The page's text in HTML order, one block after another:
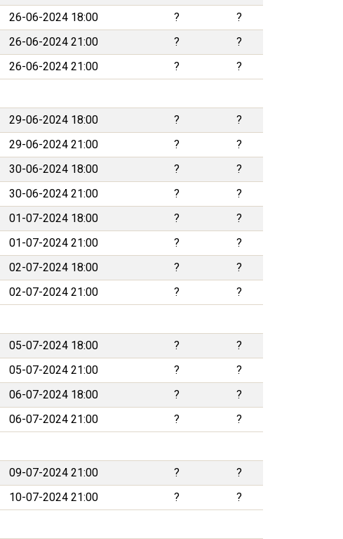
26-06-2024 18:00 ?
?
26-06-2024 21:00 ?
?
26-06-2024 21:00 ?
?
29-06-2024 18:00 ?
?
29-06-2024 21:00 ?
?
30-06-2024 18:00 ?
?
30-06-2024 21:00 ?
?
01-07-2024 18:00 ?
?
01-07-2024 21:00 ?
?
02-07-2024 18:00 ?
?
02-07-2024 21:00 ?
?
05-07-2024 18:00 ?
?
05-07-2024 21:00 ?
?
06-07-2024 18:00 ?
?
06-07-2024 21:00 ?
?
09-07-2024 21:00 ?
?
10-07-2024 21:00 ?
?